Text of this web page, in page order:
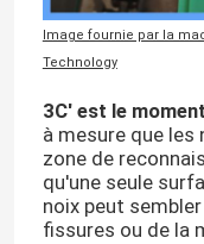
Image fournie par la
Technology
3C' est le
à mesure que
zone de
qu'une seule
noix peut
fissures ou de la